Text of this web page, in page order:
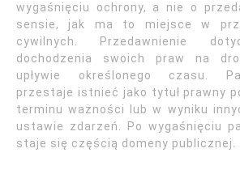
wygaśnięciu ochrony, a nie o
sensie, jak ma to miejsce w
cywilnych. Przedawnienie
dochodzenia swoich praw na
upływie określonego czasu.
przestaje istnieć jako tytuł prawny
terminu ważności lub w wyniku
ustawie zdarzeń. Po wygaśnięciu
staje się częścią domeny publicznej.